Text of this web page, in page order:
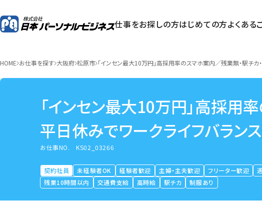
仕事をお探しの方はじめての方よくある
HOME お仕事を探す 大阪府 松原市 「インセン最大10万円」高採用率のスマホ案内／残業無・駅チ
「インセン最大10万円」高採用
平日休みでワークライフバラン
お仕事NO.KS02_03266
契約社員 未経験者OK 経験者歓迎 主婦・主夫歓迎 フリーター歓迎
残業10時間以内
交通費支給 高時給 駅チカ 制服あり